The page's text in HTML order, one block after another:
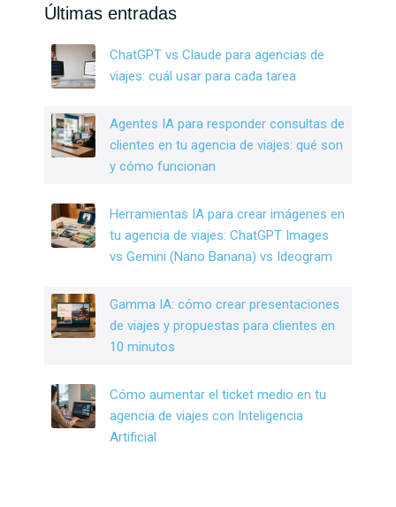
b
o
o
k
dI
n
er
Últimas entradas
ChatGPT vs Claude para agencias de
viajes: cuál usar para cada tarea
Agentes IA para responder consultas de
clientes en tu agencia de viajes: qué son
y cómo funcionan
Herramientas IA para crear imágenes en
tu agencia de viajes: ChatGPT Images
vs Gemini (Nano Banana) vs Ideogram
Gamma IA: cómo crear presentaciones
de viajes y propuestas para clientes en
10 minutos
Cómo aumentar el ticket medio en tu
agencia de viajes con Inteligencia
Artificial